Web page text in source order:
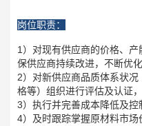
岗位职责：
1）对现有供应商的价格、
保供应商持续改进，不断优化
2）对新供应商品质体系状
格等）组织进行评估及认证
3）执行并完善成本降低及控
4）及时跟踪掌握原材料市